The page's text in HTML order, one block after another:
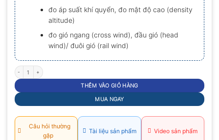
đo áp suất khí quyển, đo mật độ cao (density
altitude)
đo gió ngang (cross wind), đầu gió (head
wind)/ đuôi gió (rail wind)
Máy đo vi khí hậu Kestrel 4500 số lượng
THÊM VÀO GIỎ HÀNG
MUA NGAY
Câu hỏi thường
gặp
Tài liệu sản phẩm Video sản phẩm